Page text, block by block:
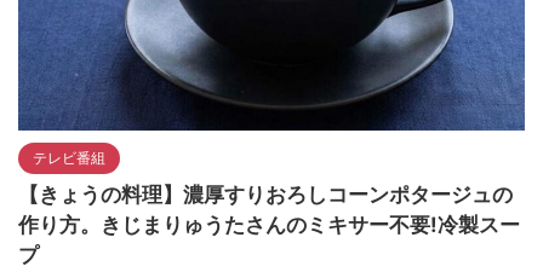
テレビ番組
【きょうの料理】濃厚すりおろしコーンポタージュの
作り方。きじまりゅうたさんのミキサー不要!冷製スー
プ